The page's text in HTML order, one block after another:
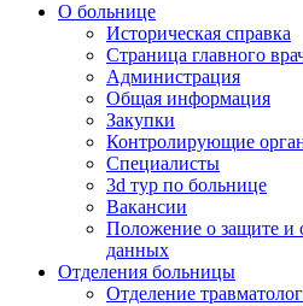
О больнице
Историческая справка
Страница главного
Администрация
Общая информация
Закупки
Контролирующие
Специалисты
3d тур по больнице
Вакансии
Положение о защите и
данных
Отделения больницы
Отделение